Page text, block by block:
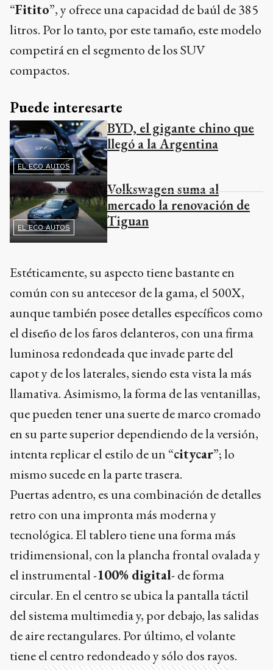
“Fitito”, y ofrece una capacidad de baúl de 385
litros. Por lo tanto, por este tamaño, este modelo
competirá en el segmento de los SUV
compactos.
Puede interesarte
EL ECO AUTOS
BYD, el gigante chino que
llegó a la Argentina
EL ECO AUTOS
Volkswagen suma al
mercado la renovación de
Tiguan
Estéticamente, su aspecto tiene bastante en
común con su antecesor de la gama, el 500X,
aunque también posee detalles específicos como
el diseño de los faros delanteros, con una firma
luminosa redondeada que invade parte del
capot y de los laterales, siendo esta vista la más
llamativa. Asimismo, la forma de las ventanillas,
que pueden tener una suerte de marco cromado
en su parte superior dependiendo de la versión,
intenta replicar el estilo de un “citycar”; lo
mismo sucede en la parte trasera.
Puertas adentro, es una combinación de detalles
retro con una impronta más moderna y
tecnológica. El tablero tiene una forma más
tridimensional, con la plancha frontal ovalada y
el instrumental -100% digital- de forma
circular. En el centro se ubica la pantalla táctil
del sistema multimedia y, por debajo, las salidas
de aire rectangulares. Por último, el volante
tiene el centro redondeado y sólo dos rayos.